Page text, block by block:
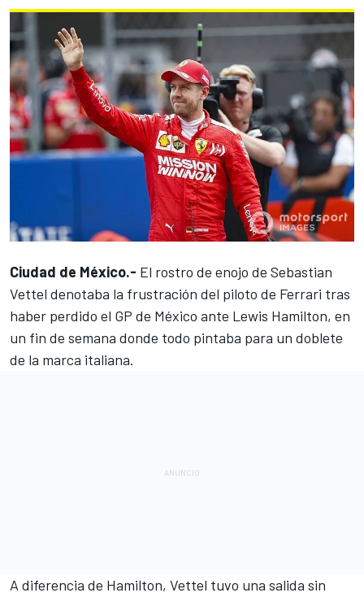
Ciudad de México.- El rostro de enojo de Sebastian
Vettel denotaba la frustración del piloto de Ferrari tras
haber perdido el GP de México ante Lewis Hamilton, en
un fin de semana donde todo pintaba para un doblete
de la marca italiana.
A diferencia de Hamilton, Vettel tuvo una salida sin